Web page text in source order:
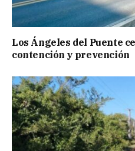
Los Ángeles del Puente
contención y prevención